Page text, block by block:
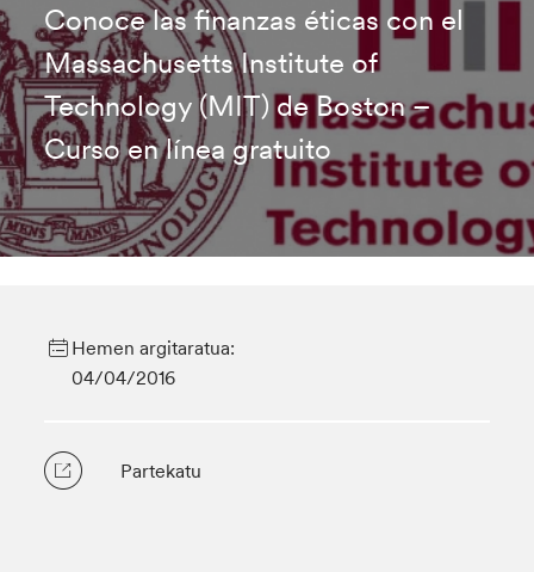
Conoce las finanzas éticas con el
Massachusetts Institute of
Technology (MIT) de Boston –
Curso en línea gratuito
Hemen argitaratua:
04/04/2016
Partekatu